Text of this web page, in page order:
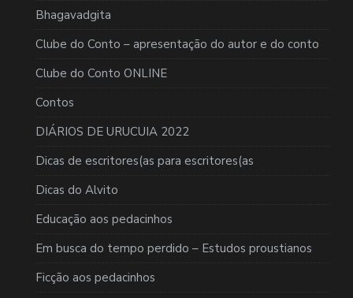
Bhagavadgita
Clube do Conto – apresentação do autor e do conto
Clube do Conto ONLINE
Contos
DIÁRIOS DE URUCUIA 2022
Dicas de escritores(as para escritores(as
Dicas do Alvito
Educação aos pedacinhos
Em busca do tempo perdido – Estudos proustianos
Ficção aos pedacinhos